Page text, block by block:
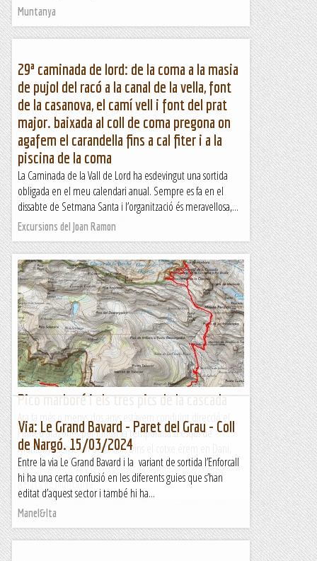
Muntanya
29ª caminada de lord: de la coma a la masia
de pujol del racó a la canal de la vella, font
de la casanova, el camí vell i font del prat
major. baixada al coll de coma pregona on
agafem el carandella fins a cal fiter i a la
piscina de la coma
La Caminada de la Vall de Lord ha esdevingut una sortida
obligada en el meu calendari anual. Sempre es fa en el
dissabte de Setmana Santa i l’organització és meravellosa,...
Excursions del Joan Ramon
Pico marboré i els tres pics de la cascada
Ara fa més o menys dos anys estàvem conduint direcció el
Pirineu aragonès per tancar la temporada d'esquí de
muntanya sense un destí clar. Dins el cotxe érem en Dani,
en...
Relats de muntanya
Via: Le Grand Bavard - Paret del Grau - Coll
de Nargó. 15/03/2024
Entre la via Le Grand Bavard i la variant de sortida l’Enforcall
hi ha una certa confusió en les diferents guies que s’han
editat d’aquest sector i també hi ha...
Manel&Ita